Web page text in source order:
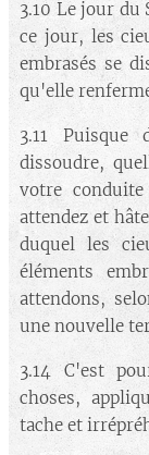
3.10 Le jour du
ce jour, les
embrasés se
qu'elle
3.11 Puisque
dissoudre,
votre
attendez et
duquel les
éléments
attendons,
une nouvelle
3.14 C'est
choses,
tache et